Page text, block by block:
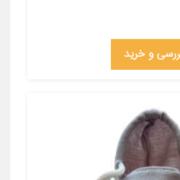
و خرید